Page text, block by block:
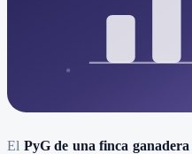
El PyG de una finca ganadera